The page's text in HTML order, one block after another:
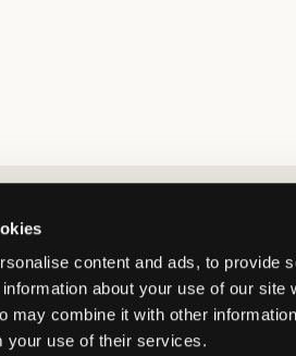
content and ads, to provide
about your use of our site
may combine it with other
your use of their services.